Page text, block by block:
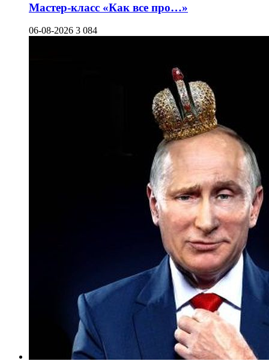
Мастер-класс «Как все про…»
06-08-2026 3 084